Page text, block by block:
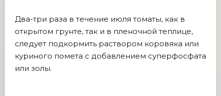
Два-три раза в течение июля томаты, как в
открытом грунте, так и в пленочной теплице,
следует подкормить раствором коровяка или
куриного помета с добавлением суперфосфата
или золы.